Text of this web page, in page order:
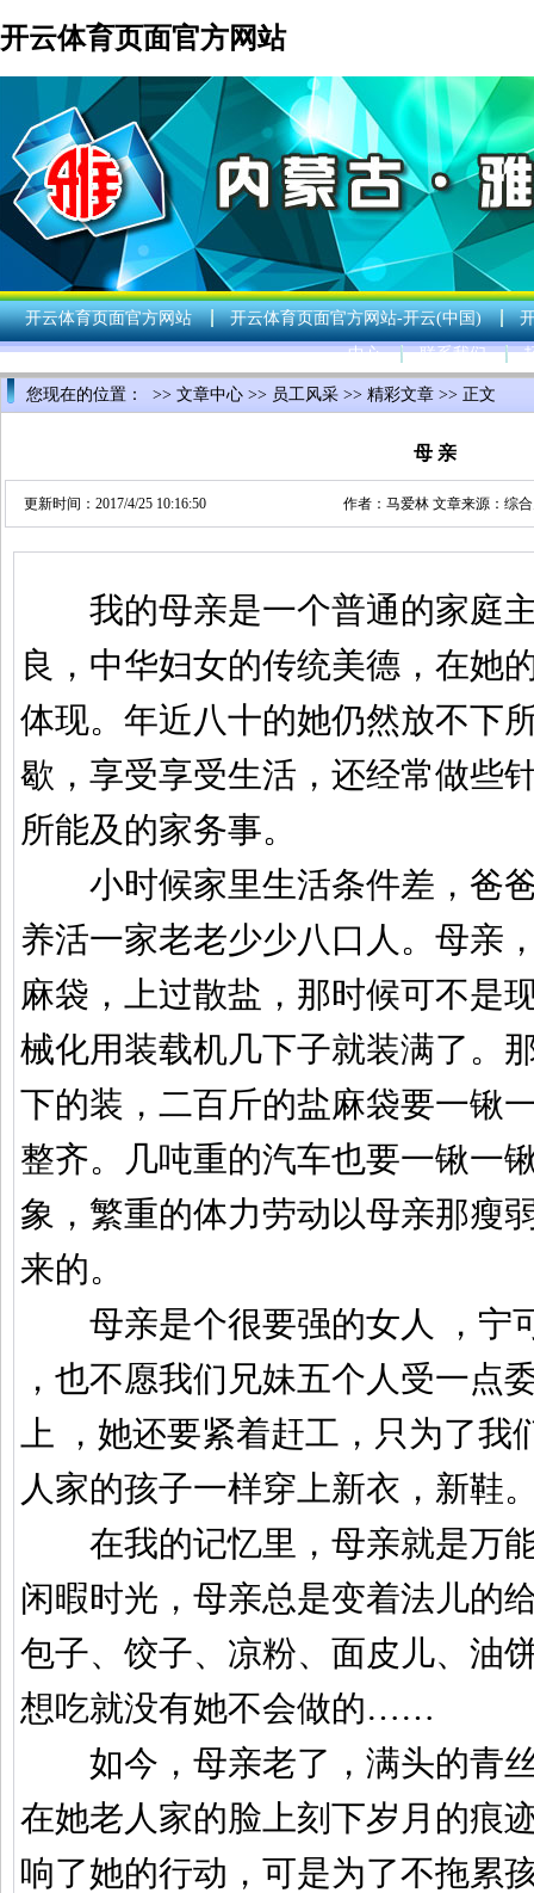
开云体育页面官方网站
开云体育页面官方网站 开云体育页面官方网站-开云(中国)
中心
联系我们
您现在的位置： >> 文章中心 >> 员工风采 >> 精彩文章 >> 正文
母 亲
更新时间：2017/4/25 10:16:50 作者： 马爱林文章来源： 综
我的母亲是一个普通的家庭
良，中华妇女的传统美德，在她
体现。年近八十的她仍然放不下
歇，享受享受生活，还经常做些
所能及的家务事。
小时候家里生活条件差，爸
养活一家老老少少八口人。母亲
麻袋，上过散盐，那时候可不是
械化用装载机几下子就装满了。
下的装，二百斤的盐麻袋要一锹
整齐。几吨重的汽车也要一锹一
象，繁重的体力劳动以母亲那瘦
来的。
母亲是个很要强的女人 ，宁
，也不愿我们兄妹五个人受一点
上 ，她还要紧着赶工，只为了
人家的孩子一样穿上新衣，新鞋
在我的记忆里，母亲就是万能
闲暇时光，母亲总是变着法儿的
包子、饺子、凉粉、面皮儿、油
想吃就没有她不会做的……
如今，母亲老了，满头的青
在她老人家的脸上刻下岁月的痕
响了她的行动，可是为了不拖累